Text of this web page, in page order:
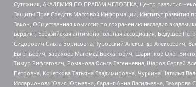
Сутяжник, АКАДЕМИЯ ПО ПРАВАМ ЧЕЛОВЕКА, Центр развития
Защиты Прав Средств Массовой Информации, Институт развития
Закон, Общественная комиссия по сохранению наследия
вердикт, Евразийская антимонопольная ассоциация, Бедушев
Сидорович Ольга Борисовна, Туровский Александр Алексеевич,
Евгеньевич, Барахоев Магомед Бекханович, Шарипков Олег
Тимур Рифгатович, Романова Ольга Евгеньевна, Щаров Сергей
Петровна, Кочеткова Татьяна Владимировна, Чуркина Наталья
Илларионова Юлия Юрьевна, Саранг Анна Васильевна, Захарова